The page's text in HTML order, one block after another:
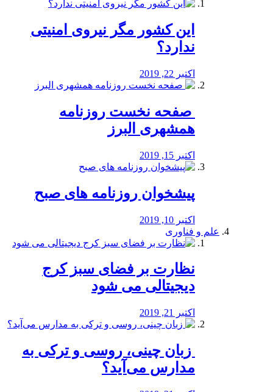
این کشور مگر نیروی امنیتی
ندارد؟
اکتبر 22, 2019
️ صفحه نخست روزنامه‌
همشهری البرز
اکتبر 15, 2019
پیشخوان روزنامه های صبح
اکتبر 10, 2019
علم و فناوری
نظارت بر فضای سبز کرج
دیجیتالی می شود
اکتبر 21, 2019
️ زبان چینی، روسی و ترکی به
مدارس می‌آید؟